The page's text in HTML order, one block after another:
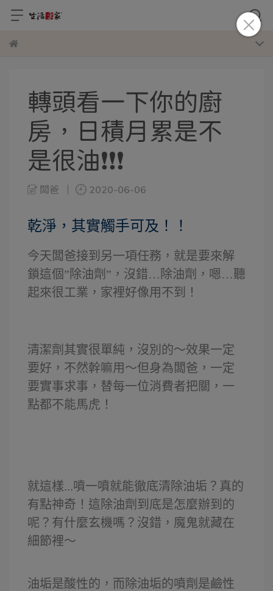
轉頭看一下你的廚
房，日積月累是不
是很油❗️❗️❗️
闆爸 2020-06-06
乾淨，其實觸手可及！！
今天闆爸接到另一項任務，就是要來解
鎖這個”除油劑”，沒錯…除油劑，嗯…聽
起來很工業，家裡好像用不到！
清潔劑 其實很單純，沒別的～效果一定
要好，不然幹嘛用～但身為闆爸，一定
要實事求事，替每一位消費者把關，一
點都不能馬虎！
就這樣...噴一噴就能徹底清除油垢？真的
有點神奇！這除油劑到底是怎麼辦到的
呢？有什麼玄機嗎？沒錯，魔鬼就藏在
細節裡～
油垢是酸性的，而除油垢的噴劑是鹼性